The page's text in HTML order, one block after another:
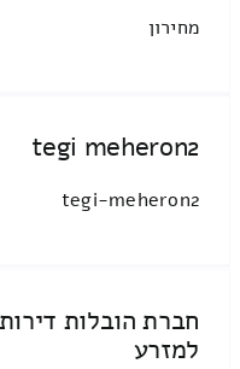
מחירון
tegi meheron2
tegi-meheron2
חברת הובלות
למזרע